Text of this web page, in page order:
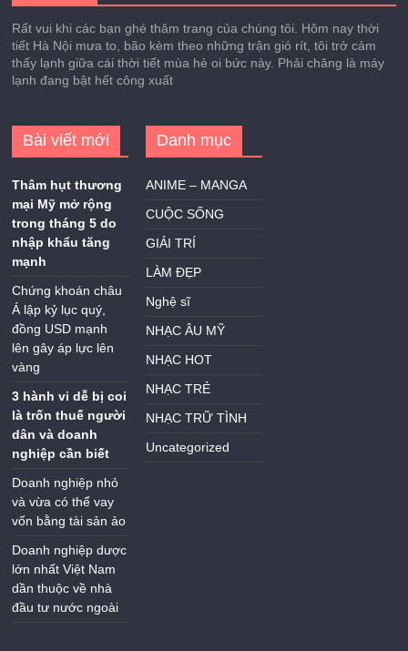
Rất vui khi các bạn ghé thăm trang của chúng tôi. Hôm nay thời
tiết Hà Nội mưa to, bão kèm theo những trận gió rít, tôi trở cảm
thấy lạnh giữa cái thời tiết mùa hè oi bức này. Phải chăng là máy
lạnh đang bật hết công xuất
Bài viết mới
Thâm hụt thương
mại Mỹ mở rộng
trong tháng 5 do
nhập khẩu tăng
mạnh
Chứng khoán châu
Á lập kỷ lục quý,
đồng USD mạnh
lên gây áp lực lên
vàng
3 hành vi dễ bị coi
là trốn thuế người
dân và doanh
nghiệp cần biết
Doanh nghiệp nhỏ
và vừa có thể vay
vốn bằng tài sản ảo
Doanh nghiệp dược
lớn nhất Việt Nam
dần thuộc về nhà
đầu tư nước ngoài
Danh mục
ANIME – MANGA
CUỘC SỐNG
GIẢI TRÍ
LÀM ĐẸP
Nghệ sĩ
NHẠC ÂU MỸ
NHẠC HOT
NHẠC TRẺ
NHẠC TRỮ TÌNH
Uncategorized